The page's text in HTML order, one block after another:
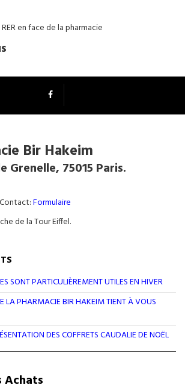
en face de la pharmacie
Bir Hakeim
Grenelle, 75015 Paris.
Formulaire
de la Tour Eiffel.
SONT PARTICULIÈREMENT UTILES EN HIVER
LA PHARMACIE BIR HAKEIM TIENT À VOUS
DES COFFRETS CAUDALIE DE NOËL
Achats